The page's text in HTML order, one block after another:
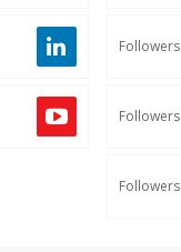
Followers
Followers
Followers